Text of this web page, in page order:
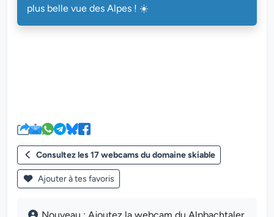
plus belle vue des Alpes ! ☀️
Consultez les 17 webcams du domaine skiable
Ajouter à tes favoris